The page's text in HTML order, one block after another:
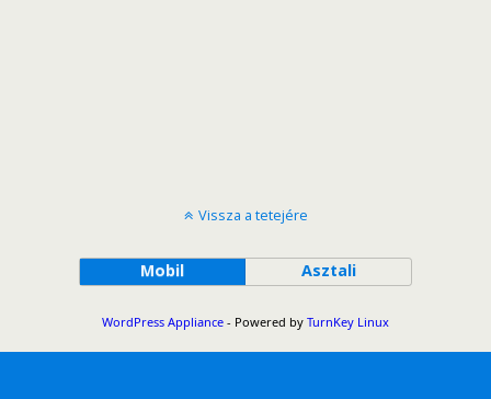
Vissza a tetejére
Mobil Asztali
WordPress Appliance - Powered by TurnKey Linux